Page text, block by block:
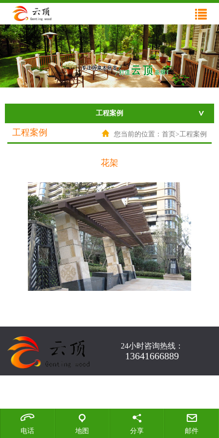
网站首页
关于云顶
产品展示
新闻资讯
技术支持
工程案例
工程案例 您当前的位置：首页>工程案例
花架
24小时咨询热线：
13641666889
电话 地图 分享 邮件